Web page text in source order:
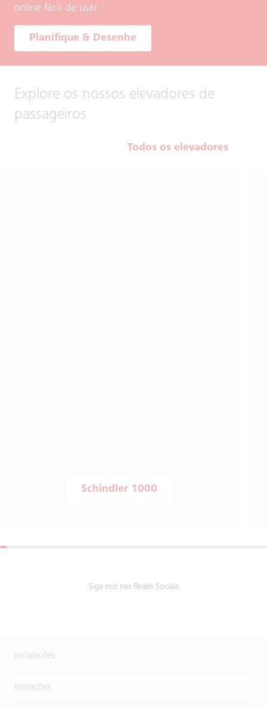
online fácil de usar.
Planifique & Desenhe
Explore os nossos elevadores de
passageiros
Todos os elevadores
Schindler 1000
Siga-nos nas Redes Sociais
Instalações
Inovações